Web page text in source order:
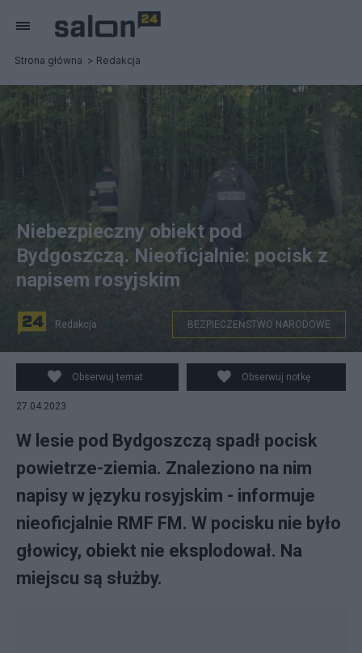
Strona główna Redakcja
(Zdjęcia ilustracyjne. Fot. Policja)
Niebezpieczny obiekt pod
Bydgoszczą. Nieoficjalnie: pocisk z
napisem rosyjskim
Redakcja BEZPIECZEŃSTWO NARODOWE
Obserwuj temat Obserwuj notkę
27.04.2023
W lesie pod Bydgoszczą spadł pocisk
powietrze-ziemia. Znaleziono na nim
napisy w języku rosyjskim - informuje
nieoficjalnie RMF FM. W pocisku nie było
głowicy, obiekt nie eksplodował. Na
miejscu są służby.